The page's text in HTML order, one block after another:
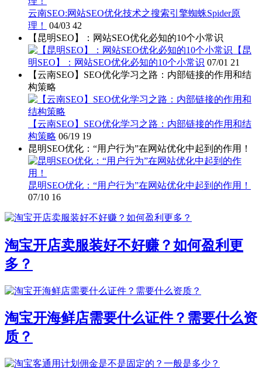
云南SEO:网站SEO优化技术之搜索引擎蜘蛛Spider原
理！
04/03 42
【昆明SEO】：网站SEO优化必知的10个小常识
【昆
明SEO】：网站SEO优化必知的10个小常识 07/01 21
【云南SEO】SEO优化学习之路：内部链接的作用和结
构策略
【云南SEO】SEO优化学习之路：内部链接的作用和结
构策略 06/19 19
昆明SEO优化：“用户行为”在网站优化中起到的作用！
昆明SEO优化：“用户行为”在网站优化中起到的作用！
07/10 16
淘宝开店卖服装好不好赚？如何盈利更
多？
淘宝开海鲜店需要什么证件？需要什么资
质？